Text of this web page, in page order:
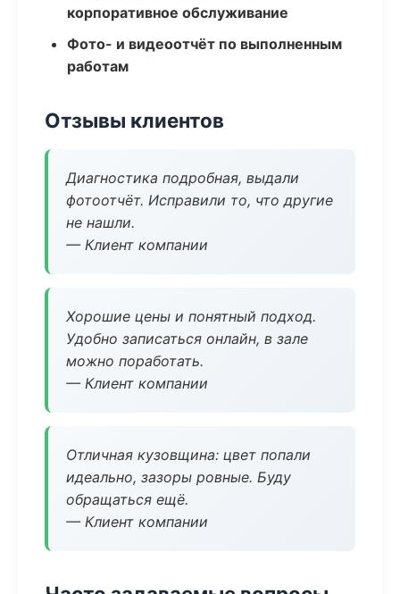
корпоративное обслуживание
Фото- и видеоотчёт по выполненным
работам
Отзывы клиентов
Диагностика подробная, выдали
фотоотчёт. Исправили то, что другие
не нашли.
— Клиент компании
Хорошие цены и понятный подход.
Удобно записаться онлайн, в зале
можно поработать.
— Клиент компании
Отличная кузовщина: цвет попали
идеально, зазоры ровные. Буду
обращаться ещё.
— Клиент компании